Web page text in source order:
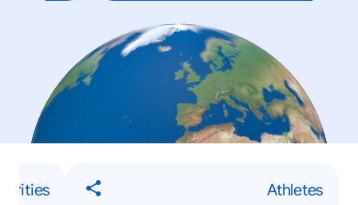
Athletes